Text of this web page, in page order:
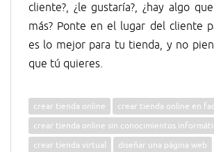
cliente?, ¿le gustaría?, ¿hay algo
más? Ponte en el lugar del cliente
es lo mejor para tu tienda, y no
que tú quieres.
crear tienda online
crear tienda online en
crear tienda online sin conocimientos
crear tienda virtual
diseñar una página web